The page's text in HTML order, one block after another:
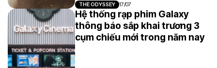
THE ODYSSEY 17/07
Hệ thống rạp phim Galaxy
thông báo sắp khai trương 3
cụm chiếu mới trong năm nay